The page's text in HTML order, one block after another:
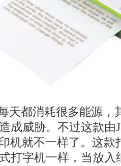
天都消耗很多能源，
成威胁。不过这款由
机就不一样了。这款
打字机一样，当放入